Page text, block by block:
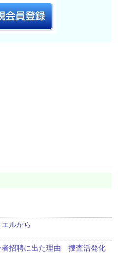
ルから
者招聘に出た理由 捜査活発化